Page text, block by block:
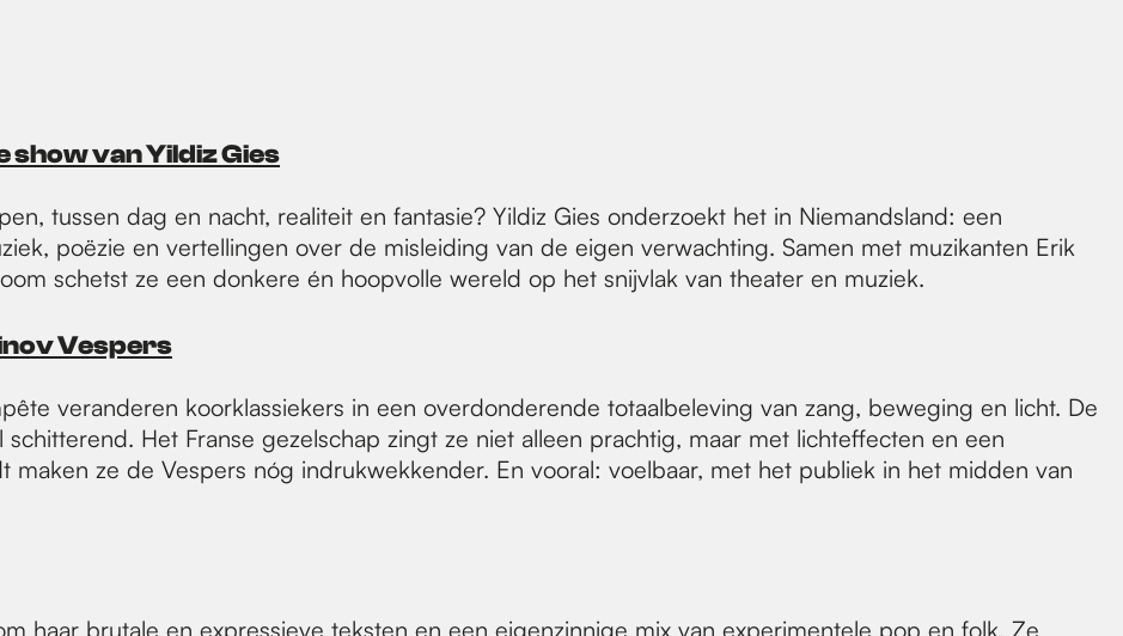
show van Yildiz Gies
tussen dag en nacht, realiteit en fantasie? Yildiz Gies onderzoekt het in Niemandsland: een
poëzie en vertellingen over de misleiding van de eigen verwachting. Samen met muzikanten Erik
schetst ze een donkere én hoopvolle wereld op het snijvlak van theater en muziek.
Vespers
veranderen koorklassiekers in een overdonderende totaalbeleving van zang, beweging en licht. De
schitterend. Het Franse gezelschap zingt ze niet alleen prachtig, maar met lichteffecten en een
ze de Vespers nóg indrukwekkender. En vooral: voelbaar, met het publiek in het midden van
haar brutale en expressieve teksten en een eigenzinnige mix van experimentele pop en folk. Ze